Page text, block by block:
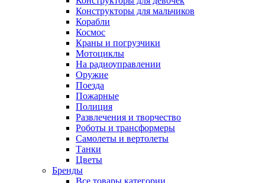
Конструкторы для мальчиков
Корабли
Космос
Краны и погрузчики
Мотоциклы
На радиоуправлении
Оружие
Поезда
Пожарные
Полиция
Развлечения и творчество
Роботы и трансформеры
Самолеты и вертолеты
Танки
Цветы
Бренды
Все товары категории